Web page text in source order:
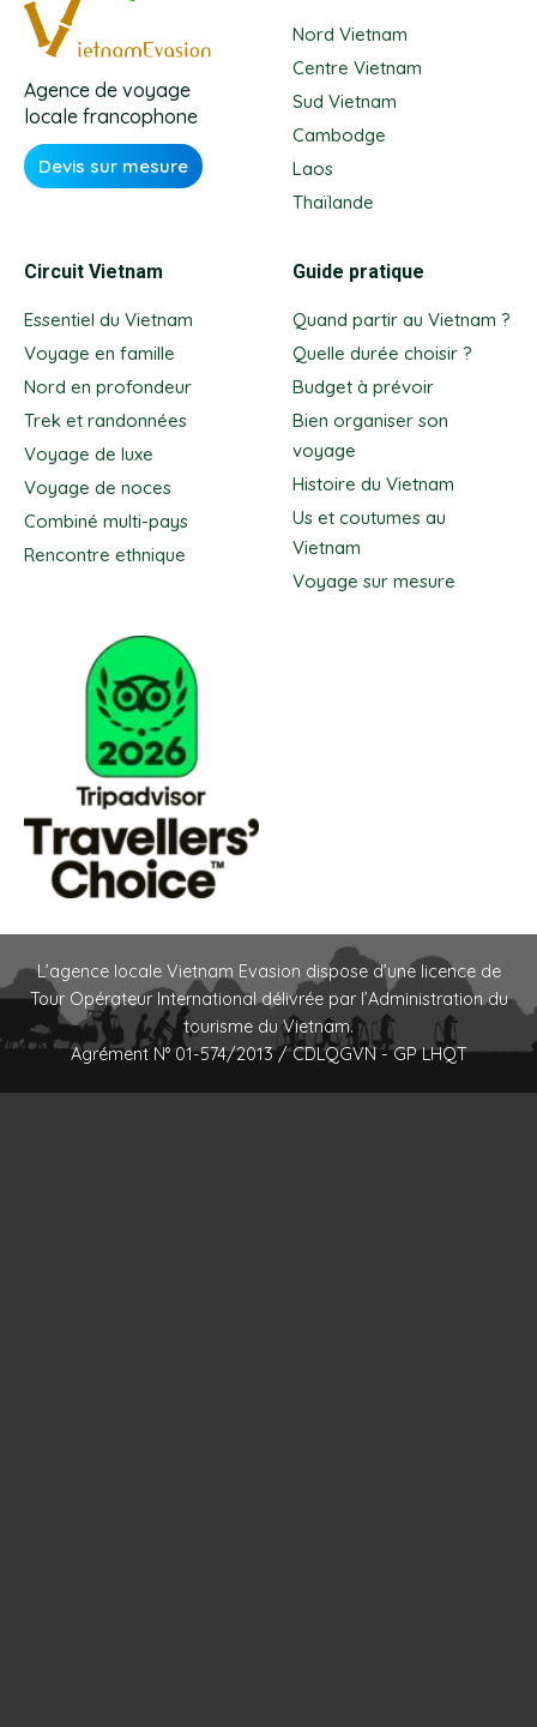
Agence de voyage
locale francophone
Devis sur mesure
Nord Vietnam
Centre Vietnam
Sud Vietnam
Cambodge
Laos
Thaïlande
Circuit Vietnam
Essentiel du Vietnam
Voyage en famille
Nord en profondeur
Trek et randonnées
Voyage de luxe
Voyage de noces
Combiné multi-pays
Rencontre ethnique
Guide pratique
Quand partir au Vietnam ?
Quelle durée choisir ?
Budget à prévoir
Bien organiser son
voyage
Histoire du Vietnam
Us et coutumes au
Vietnam
Voyage sur mesure
L’agence locale Vietnam Evasion dispose d’une licence de
Tour Opérateur International délivrée par l’Administration du
tourisme du Vietnam.
Agrément N° 01-574/2013 / CDLQGVN - GP LHQT